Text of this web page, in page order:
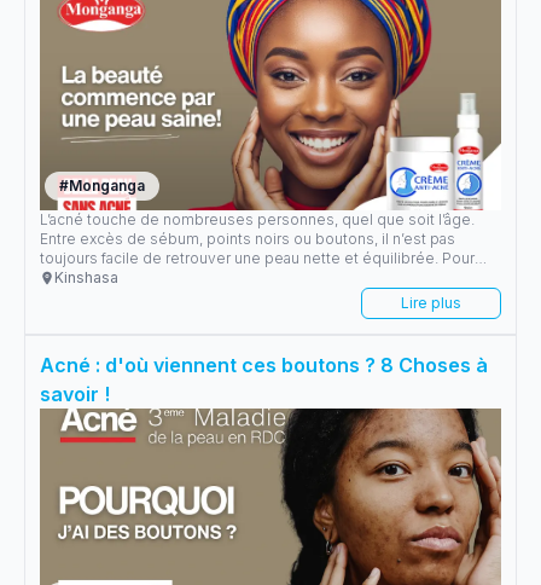
#Monganga
L’acné touche de nombreuses personnes, quel que soit l’âge.
Entre excès de sébum, points noirs ou boutons, il n’est pas
toujours facile de retrouver une peau nette et équilibrée. Pour
répondre à ce besoin face à la 3ème maladie de la peau en RDC,
MONGANGA la marque experte en protection de la peau a
développé la crème anti-acné efficace et sûre, conçue avec le
Kinshasa
Lire plus
Acné : d'où viennent ces boutons ? 8 Choses à
savoir !